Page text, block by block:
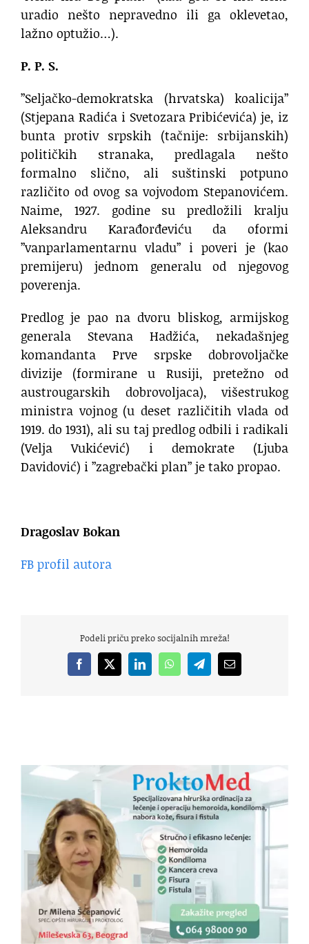
uradio nešto nepravedno ili ga oklevetao,
lažno optužio…).
P. P. S.
”Seljačko-demokratska (hrvatska) koalicija”
(Stjepana Radića i Svetozara Pribićevića) je, iz
bunta protiv srpskih (tačnije: srbijanskih)
političkih stranaka, predlagala nešto
formalno slično, ali suštinski potpuno
različito od ovog sa vojvodom Stepanovićem.
Naime, 1927. godine su predložili kralju
Aleksandru Karađorđeviću da oformi
”vanparlamentarnu vladu” i poveri je (kao
premijeru) jednom generalu od njegovog
poverenja.
Predlog je pao na dvoru bliskog, armijskog
generala Stevana Hadžića, nekadašnjeg
komandanta Prve srpske dobrovoljačke
divizije (formirane u Rusiji, pretežno od
austrougarskih dobrovoljaca), višestrukog
ministra vojnog (u deset različitih vlada od
1919. do 1931), ali su taj predlog odbili i radikali
(Velja Vukićević) i demokrate (Ljuba
Davidović) i ”zagrebački plan” je tako propao.
Dragoslav Bokan
FB profil autora
Podeli priču preko socijalnih mreža!
Facebook
X LinkedInWhatsAppTelegramEmail